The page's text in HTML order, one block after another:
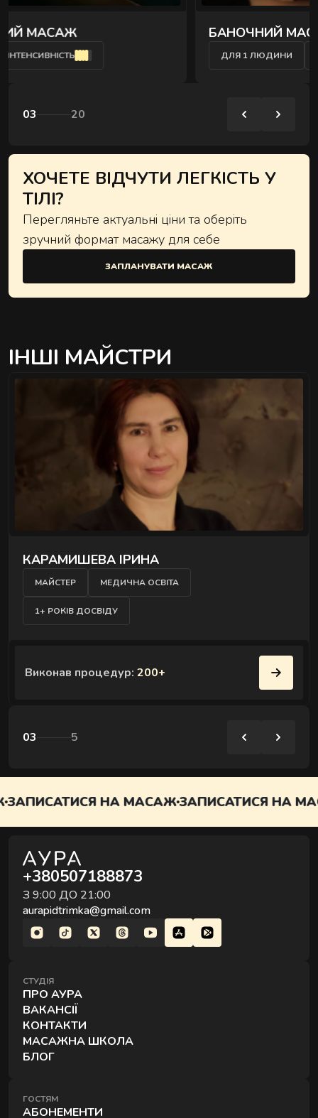
БАНОЧНИЙ МАСАЖ СПИНИ
ІНТЕНСИВНІСТЬ
03 20
ХОЧЕТЕ ВІДЧУТИ ЛЕГКІСТЬ У
ТІЛІ?
Перегляньте актуальні ціни та оберіть
зручний формат масажу для себе
ЗАПЛАНУВАТИ МАСАЖ
ІНШІ МАЙСТРИ
КАРАМИШЕВА ІРИНА
МАЙСТЕР МЕДИЧНА ОСВІТА
1+ РОКІВ ДОСВІДУ
Виконав процедур: 200+
03 5
НА МАСАЖЗАПИСАТИСЯ НА
+380507188873
З 9:00 ДО 21:00
aurapidtrimka@gmail.com
СТУДІЯ
ПРО АУРА
ВАКАНСІЇ
КОНТАКТИ
МАСАЖНА ШКОЛА
БЛОГ
ГОСТЯМ
АБОНЕМЕНТИ